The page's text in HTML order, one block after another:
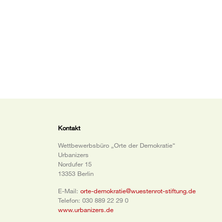
Kontakt
Wettbewerbsbüro „Orte der Demokratie“
Urbanizers
Nordufer 15
13353 Berlin
E-Mail: orte-demokratie@wuestenrot-stiftung.de
Telefon: 030 889 22 29 0
www.urbanizers.de